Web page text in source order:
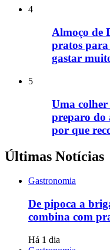
4
Almoço de
pratos
gastar
5
Uma
preparo do
por que
Últimas Notícias
Gastronomia
De pipoca a
combina com
Há 1 dia